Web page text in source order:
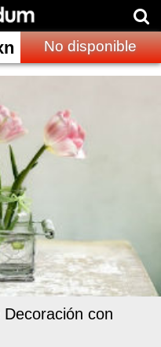
No disponible
con